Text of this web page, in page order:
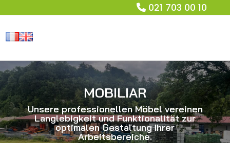
021 703 00 10
MOBILIAR
Unsere professionellen Möbel vereinen
Langlebigkeit und Funktionalität zur
optimalen Gestaltung Ihrer
Arbeitsbereiche.